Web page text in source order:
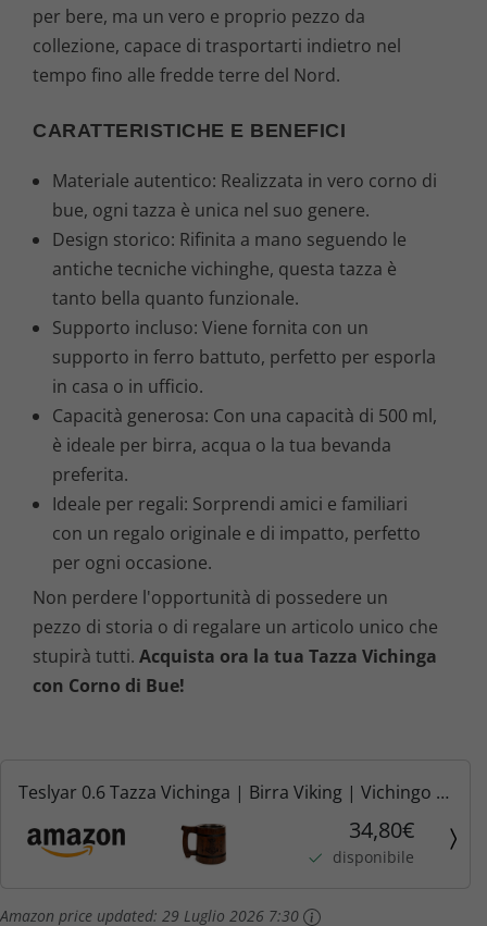
per bere, ma un vero e proprio pezzo da
collezione, capace di trasportarti indietro nel
tempo fino alle fredde terre del Nord.
CARATTERISTICHE E BENEFICI
Materiale autentico: Realizzata in vero corno di
bue, ogni tazza è unica nel suo genere.
Design storico: Rifinita a mano seguendo le
antiche tecniche vichinghe, questa tazza è
tanto bella quanto funzionale.
Supporto incluso: Viene fornita con un
supporto in ferro battuto, perfetto per esporla
in casa o in ufficio.
Capacità generosa: Con una capacità di 500 ml,
è ideale per birra, acqua o la tua bevanda
preferita.
Ideale per regali: Sorprendi amici e familiari
con un regalo originale e di impatto, perfetto
per ogni occasione.
Non perdere l'opportunità di possedere un
pezzo di storia o di regalare un articolo unico che
stupirà tutti. Acquista ora la tua Tazza Vichinga
con Corno di Bue!
Teslyar 0.6 Tazza Vichinga | Birra Viking | Vichingo |
Boccale birra in legno vichingo | Regalo Uomo |
Regalo Natale Uomo | Boccale birra in legno |
34,80€
disponibile
Amazon price updated: 29 Luglio 2026 7:30